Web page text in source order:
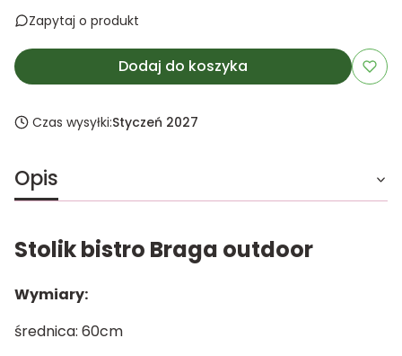
Zapytaj o produkt
Dodaj do koszyka
Czas wysyłki:Styczeń 2027
Opis
Stolik bistro Braga outdoor
Wymiary:
średnica: 60cm